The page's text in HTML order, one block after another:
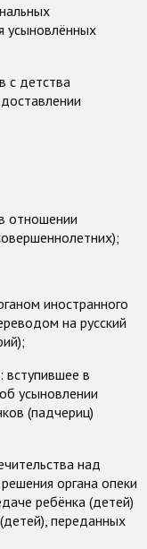
усыновлённых
с детства
отношении
иностранного
на русский
в
усыновлении
(падчериц)
над
органа опеки
ребёнка (детей)
переданных